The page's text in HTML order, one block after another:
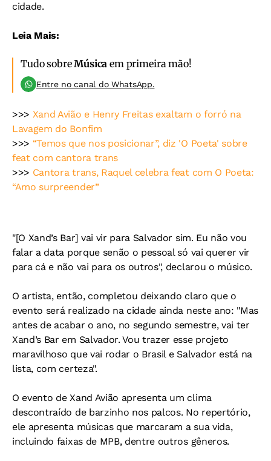
cidade.
Leia Mais:
Tudo sobreMúsica em primeira mão!
Entre no canal do WhatsApp.
>>> Xand Avião e Henry Freitas exaltam o forró na
Lavagem do Bonfim
>>> “Temos que nos posicionar”, diz 'O Poeta' sobre
feat com cantora trans
>>> Cantora trans, Raquel celebra feat com O Poeta:
“Amo surpreender”
"[O Xand’s Bar] vai vir para Salvador sim. Eu não vou
falar a data porque senão o pessoal só vai querer vir
para cá e não vai para os outros", declarou o músico.
O artista, então, completou deixando claro que o
evento será realizado na cidade ainda neste ano: "Mas
antes de acabar o ano, no segundo semestre, vai ter
Xand’s Bar em Salvador. Vou trazer esse projeto
maravilhoso que vai rodar o Brasil e Salvador está na
lista, com certeza".
O evento de Xand Avião apresenta um clima
descontraído de barzinho nos palcos. No repertório,
ele apresenta músicas que marcaram a sua vida,
incluindo faixas de MPB, dentre outros gêneros.